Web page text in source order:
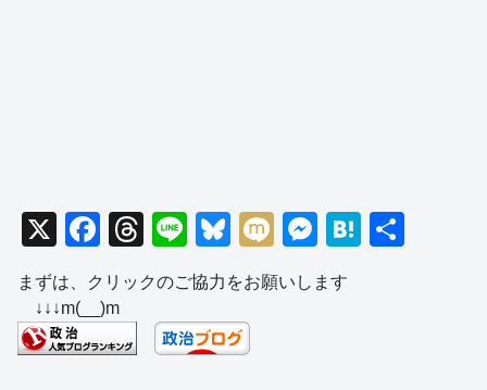
X
F
a
c
e
b
T
hr
e
a
d
Li
n
e
Bl
u
e
sk
y
M
ixi
M
e
ss
H
まずは、クリックのご協力をお願いします
↓↓↓m(__)m